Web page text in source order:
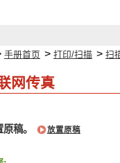
手册首页 > 打印/扫描 > 扫
网传真
原稿。 放置原稿